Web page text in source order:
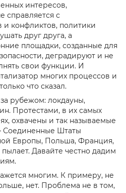
интересов,
справляется с
конфликтов, политики
друг друга, а
площадки, созданные для
деградируют и не
свои функции. И
многих процессов и
что сказал.
рубежом: локдауны,
Протестами, в их самых
охвачены и так называемые
Соединенные Штаты
Европы, Польша, Франция,
Давайте честно дадим
многим. К примеру, не
нет. Проблема не в том,